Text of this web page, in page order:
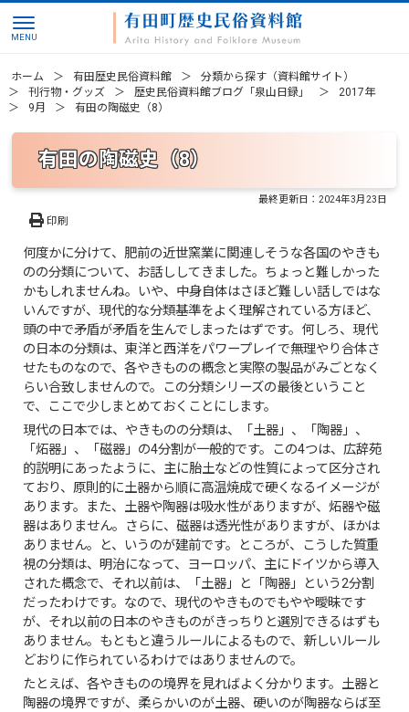
ホーム 有田歴史民俗資料館
分類から探す（資料館サイト）
刊行物・グッズ
歴史民俗資料館ブログ「泉山日録」
2017年
9月
有田の陶磁史（8）
有田の陶磁史（8）
最終更新日：2024年3月23日
印刷
何度かに分けて、肥前の近世窯業に関連しそうな各国のやきも
のの分類について、お話ししてきました。ちょっと難しかった
かもしれませんね。いや、中身自体はさほど難しい話しではな
いんですが、現代的な分類基準をよく理解されている方ほど、
頭の中で矛盾が矛盾を生んでしまったはずです。何しろ、現代
の日本の分類は、東洋と西洋をパワープレイで無理やり合体さ
せたものなので、各やきものの概念と実際の製品がみごとなく
らい合致しませんので。この分類シリーズの最後ということ
で、ここで少しまとめておくことにします。
現代の日本では、やきものの分類は、「土器」、「陶器」、
「炻器」、「磁器」の4分割が一般的です。この4つは、広辞苑
的説明にあったように、主に胎土などの性質によって区分され
ており、原則的に土器から順に高温焼成で硬くなるイメージが
あります。また、土器や陶器は吸水性がありますが、炻器や磁
器はありません。さらに、磁器は透光性がありますが、ほかは
ありません。と、いうのが建前です。ところが、こうした質重
視の分類は、明治になって、ヨーロッパ、主にドイツから導入
された概念で、それ以前は、「土器」と「陶器」という2分割
だったわけです。なので、現代のやきものでもやや曖昧です
が、それ以前の日本のやきものがきっちりと選別できるはずも
ありません。もともと違うルールによるもので、新しいルール
どおりに作られているわけではありませんので。
たとえば、各やきものの境界を見ればよく分かります。土器と
陶器の境界ですが、柔らかいのが土器、硬いのが陶器ならば至